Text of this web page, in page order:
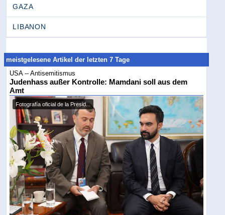
GAZA
LIBANON
meistgelesene Artikel der letzten 7 Tage
USA -- Antisemitismus
Judenhass außer Kontrolle: Mamdani soll aus dem
Amt
Fotografía oficial de la Presid...